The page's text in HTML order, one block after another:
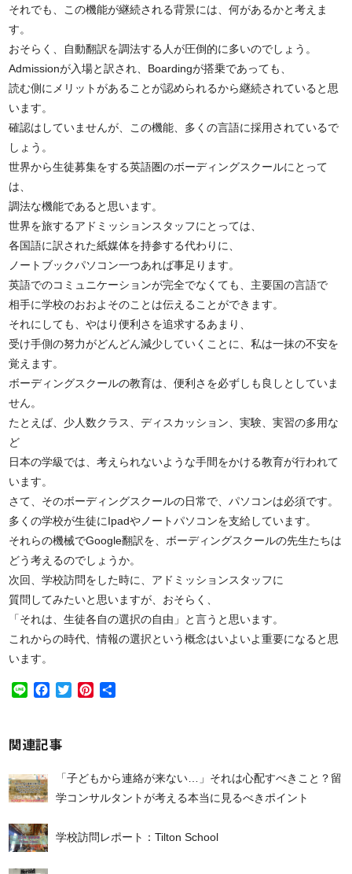
それでも、この機能が継続される背景には、何があるかと考えま
す。
おそらく、自動翻訳を調法する人が圧倒的に多いのでしょう。
Admissionが入場と訳され、Boardingが搭乗であっても、
読む側にメリットがあることが認められるから継続されていると思
います。
確認はしていませんが、この機能、多くの言語に採用されているで
しょう。
世界から生徒募集をする英語圏のボーディングスクールにとって
は、
調法な機能であると思います。
世界を旅するアドミッションスタッフにとっては、
各国語に訳された紙媒体を持参する代わりに、
ノートブックパソコン一つあれば事足ります。
英語でのコミュニケーションが完全でなくても、主要国の言語で
相手に学校のおおよそのことは伝えることができます。
それにしても、やはり便利さを追求するあまり、
受け手側の努力がどんどん減少していくことに、私は一抹の不安を
覚えます。
ボーディングスクールの教育は、便利さを必ずしも良しとしていま
せん。
たとえば、少人数クラス、ディスカッション、実験、実習の多用な
ど
日本の学級では、考えられないような手間をかける教育が行われて
います。
さて、そのボーディングスクールの日常で、パソコンは必須です。
多くの学校が生徒にIpadやノートパソコンを支給しています。
それらの機械でGoogle翻訳を、ボーディングスクールの先生たちは
どう考えるのでしょうか。
次回、学校訪問をした時に、アドミッションスタッフに
質問してみたいと思いますが、おそらく、
「それは、生徒各自の選択の自由」と言うと思います。
これからの時代、情報の選択という概念はいよいよ重要になると思
います。
Line Facebook
TwitterPinterest
関連記事
「子どもから連絡が来ない…」それは心配すべきこと？留
学コンサルタントが考える本当に見るべきポイント
学校訪問レポート：Tilton School